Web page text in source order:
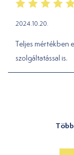
2024.10.20.
Teljes mértékben
szolgáltatással is.